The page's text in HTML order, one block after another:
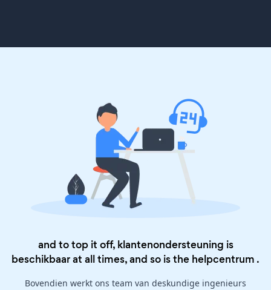
and to top it off, klantenondersteuning is
beschikbaar at all times, and so is the helpcentrum .
Bovendien werkt ons team van deskundige ingenieurs